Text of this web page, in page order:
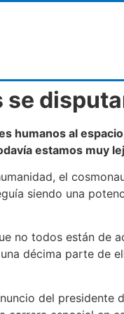
se
humanos al
estamos muy
el
siendo una
no todos están de
décima parte de
del presidente